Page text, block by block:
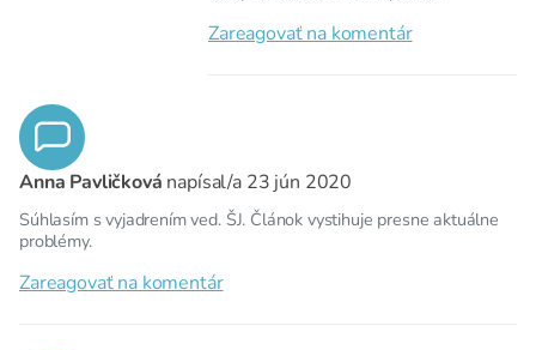
Zareagovať na komentár
Anna Pavličková napísal/a 23 jún 2020
Súhlasím s vyjadrením ved. ŠJ. Článok vystihuje presne aktuálne
problémy.
Zareagovať na komentár